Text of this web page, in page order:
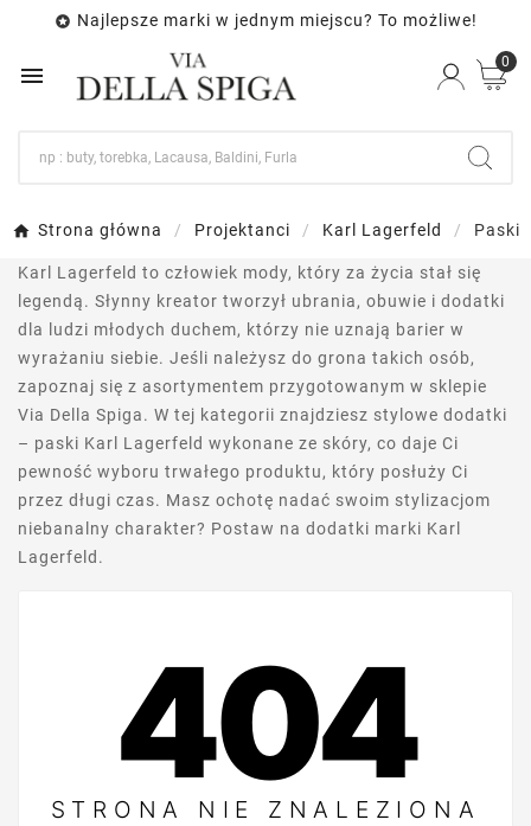
 Najlepsze marki w jednym miejscu? To możliwe!

0
Strona główna Projektanci Karl Lagerfeld Paski
Karl Lagerfeld to człowiek mody, który za życia stał się
legendą. Słynny kreator tworzył ubrania, obuwie i dodatki
dla ludzi młodych duchem, którzy nie uznają barier w
wyrażaniu siebie. Jeśli należysz do grona takich osób,
zapoznaj się z asortymentem przygotowanym w sklepie
Via Della Spiga. W tej kategorii znajdziesz stylowe dodatki
– paski Karl Lagerfeld wykonane ze skóry, co daje Ci
pewność wyboru trwałego produktu, który posłuży Ci
przez długi czas. Masz ochotę nadać swoim stylizacjom
niebanalny charakter? Postaw na dodatki marki Karl
Lagerfeld.
404
STRONA NIE ZNALEZIONA